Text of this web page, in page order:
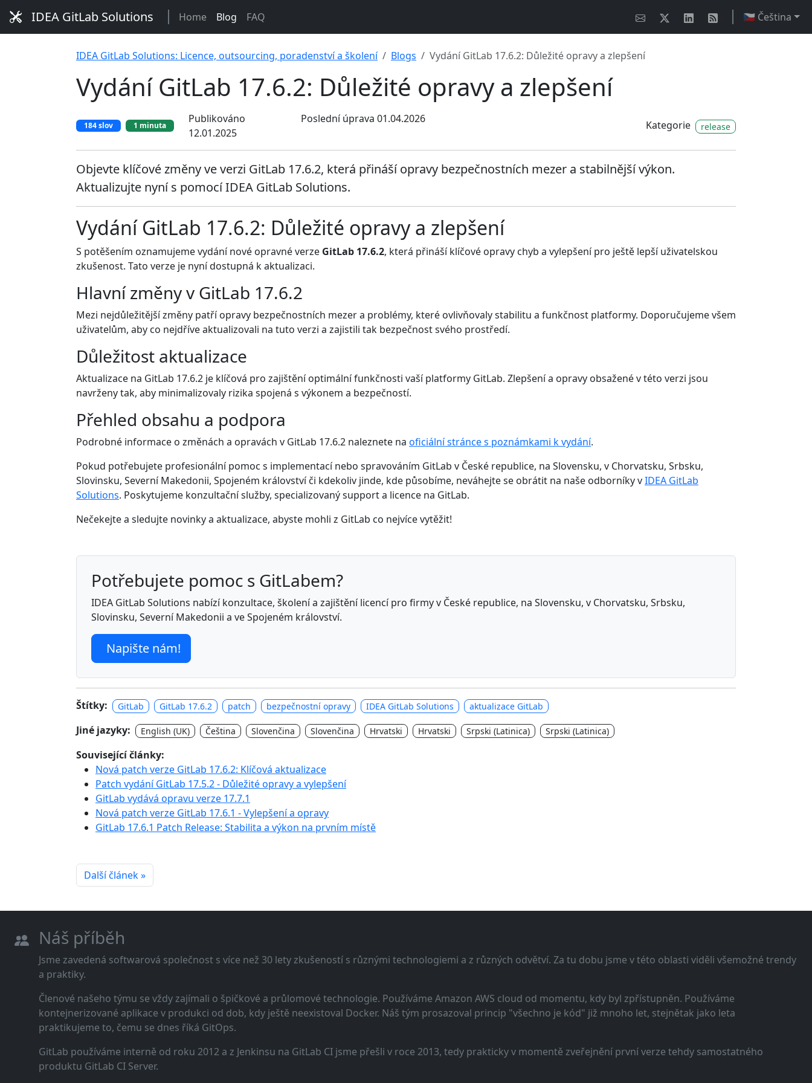
IDEA GitLab Solutions Home Blog FAQ 🇨🇿 Čeština
IDEA GitLab Solutions: Licence, outsourcing, poradenství a školení Blogs Vydání GitLab 17.6.2: Důležité opravy a zlepšení
Vydání GitLab 17.6.2: Důležité opravy a zlepšení
184 slov 1 minuta
Publikováno
12.01.2025
Poslední úprava 01.04.2026
Kategorie release
Objevte klíčové změny ve verzi GitLab 17.6.2, která přináší opravy bezpečnostních mezer a stabilnější výkon.
Aktualizujte nyní s pomocí IDEA GitLab Solutions.
Vydání GitLab 17.6.2: Důležité opravy a zlepšení
S potěšením oznamujeme vydání nové opravné verze GitLab 17.6.2, která přináší klíčové opravy chyb a vylepšení pro ještě lepší uživatelskou
zkušenost. Tato verze je nyní dostupná k aktualizaci.
Hlavní změny v GitLab 17.6.2
Mezi nejdůležitější změny patří opravy bezpečnostních mezer a problémy, které ovlivňovaly stabilitu a funkčnost platformy. Doporučujeme všem
uživatelům, aby co nejdříve aktualizovali na tuto verzi a zajistili tak bezpečnost svého prostředí.
Důležitost aktualizace
Aktualizace na GitLab 17.6.2 je klíčová pro zajištění optimální funkčnosti vaší platformy GitLab. Zlepšení a opravy obsažené v této verzi jsou
navrženy tak, aby minimalizovaly rizika spojená s výkonem a bezpečností.
Přehled obsahu a podpora
Podrobné informace o změnách a opravách v GitLab 17.6.2 naleznete na oficiální stránce s poznámkami k vydání.
Pokud potřebujete profesionální pomoc s implementací nebo spravováním GitLab v České republice, na Slovensku, v Chorvatsku, Srbsku,
Slovinsku, Severní Makedonii, Spojeném království či kdekoliv jinde, kde působíme, neváhejte se obrátit na naše odborníky vIDEA GitLab
Solutions. Poskytujeme konzultační služby, specializovaný support a licence na GitLab.
Nečekejte a sledujte novinky a aktualizace, abyste mohli z GitLab co nejvíce vytěžit!
Potřebujete pomoc s GitLabem?
IDEA GitLab Solutions nabízí konzultace, školení a zajištění licencí pro firmy v České republice, na Slovensku, v Chorvatsku, Srbsku,
Slovinsku, Severní Makedonii a ve Spojeném království.
Napište nám!
Štítky: GitLab GitLab 17.6.2 patch bezpečnostní opravy IDEA GitLab Solutions aktualizace GitLab
Jiné jazyky: English (UK) Čeština Slovenčina Slovenčina Hrvatski Hrvatski Srpski (Latinica) Srpski (Latinica)
Související články:
Nová patch verze GitLab 17.6.2: Klíčová aktualizace
Patch vydání GitLab 17.5.2 - Důležité opravy a vylepšení
GitLab vydává opravu verze 17.7.1
Nová patch verze GitLab 17.6.1 - Vylepšení a opravy
GitLab 17.6.1 Patch Release: Stabilita a výkon na prvním místě
Další článek »
Náš příběh
Jsme zavedená softwarová společnost s více než 30 lety zkušeností s různými technologiemi a z různých odvětví. Za tu dobu jsme v této oblasti viděli všemožné trendy
a praktiky.
Členové našeho týmu se vždy zajímali o špičkové a průlomové technologie. Používáme Amazon AWS cloud od momentu, kdy byl zpřístupněn. Používáme
kontejnerizované aplikace v produkci od dob, kdy ještě neexistoval Docker. Náš tým prosazoval princip "všechno je kód" již mnoho let, stejnětak jako leta
praktikujeme to, čemu se dnes říká GitOps.
GitLab používáme interně od roku 2012 a z Jenkinsu na GitLab CI jsme přešli v roce 2013, tedy prakticky v momentě zveřejnění první verze tehdy samostatného
produktu GitLab CI Server.